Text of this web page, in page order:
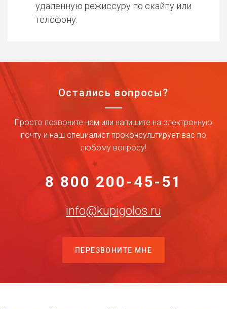
удаленную режиссуру по скайпу или
телефону.
Остались вопросы?
Просто позвоните нам или напишите на электронную
почту и наш специалист проконсультирует вас по
любому вопросу!
8 800 200-45-51
info@kupigolos.ru
ПЕРЕЗВОНИТЕ МНЕ